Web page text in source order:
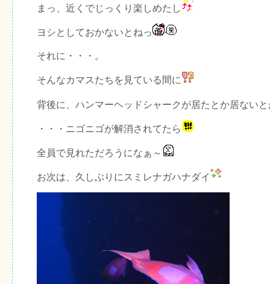
まっ、近くでじっくり楽しめたし
ヨシとしておかないとねっ
それに・・・。
そんなカマスたちを見ている間に
背後に、ハンマーヘッドシャークが居たとか居ないと
・・・ニゴニゴが解消されてたら
全員で見れただろうになぁ～
お次は、久しぶりにスミレナガハナダイ